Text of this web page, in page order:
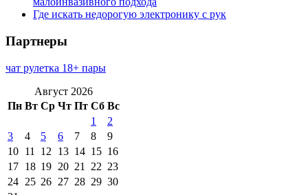
Где искать недорогую электронику с рук
Партнеры
чат рулетка 18+ пары
Август 2026
Пн Вт Ср Чт Пт Сб Вс
1
2
3
4 5 6 7 8
9
10 11 12 13 14 15 16
17 18 19 20 21 22 23
24 25 26 27 28 29 30